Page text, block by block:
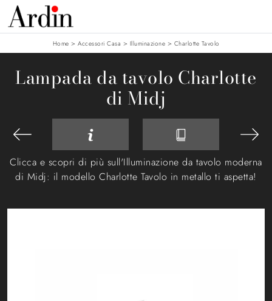
Home > Accessori Casa > Illuminazione > Charlotte Tavolo
Lampada da tavolo Charlotte
di Midj
Clicca e scopri di più sull'Illuminazione da tavolo moderna
di Midj: il modello Charlotte Tavolo in metallo ti aspetta!